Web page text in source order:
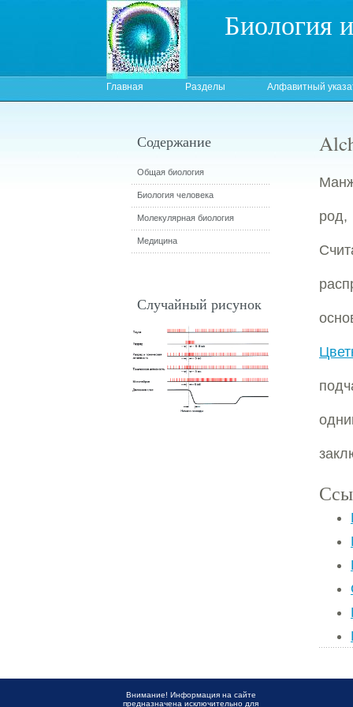
Биология
Главная Разделы Алфавитный
Содержание
Общая биология
Биология человека
Молекулярная биология
Медицина
Случайный рисунок
Внимание! Информация на сайте
предназначена исключительно для